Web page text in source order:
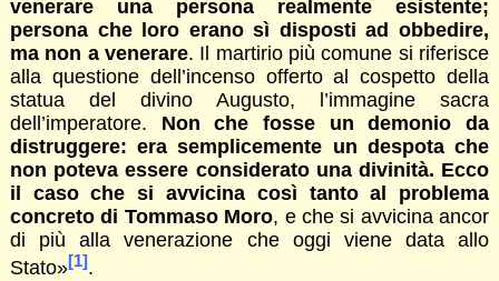
venerare una persona realmente esistente;
persona che loro erano sì disposti ad obbedire,
ma non a venerare. Il martirio più comune si riferisce
alla questione dell’incenso offerto al cospetto della
statua del divino Augusto, l’immagine sacra
dell’imperatore. Non che fosse un demonio da
distruggere: era semplicemente un despota che
non poteva essere considerato una divinità. Ecco
il caso che si avvicina così tanto al problema
concreto di Tommaso Moro, e che si avvicina ancor
di più alla venerazione che oggi viene data allo
Stato»[1].